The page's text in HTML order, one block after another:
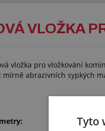
VLOŽKA
vložka pro vložkování
mírně abrazivních sypkých
Tyto